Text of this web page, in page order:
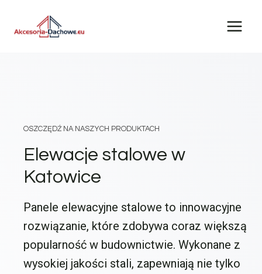
OSZCZĘDŹ NA NASZYCH PRODUKTACH
Elewacje stalowe w
Katowice
Panele elewacyjne stalowe to innowacyjne
rozwiązanie, które zdobywa coraz większą
popularność w budownictwie. Wykonane z
wysokiej jakości stali, zapewniają nie tylko